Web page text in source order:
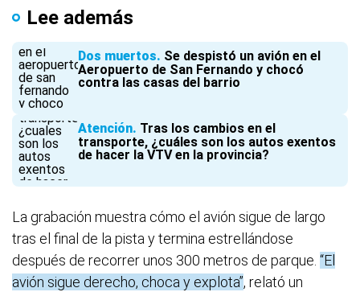
Lee además
Dos muertos Se despistó un avión en el
Aeropuerto de San Fernando y chocó
contra las casas del barrio
Atención Tras los cambios en el
transporte, ¿cuáles son los autos exentos
de hacer la VTV en la provincia?
La grabación muestra cómo el avión sigue de largo
tras el final de la pista y termina estrellándose
después de recorrer unos 300 metros de parque. “El
avión sigue derecho, choca y explota”, relató un